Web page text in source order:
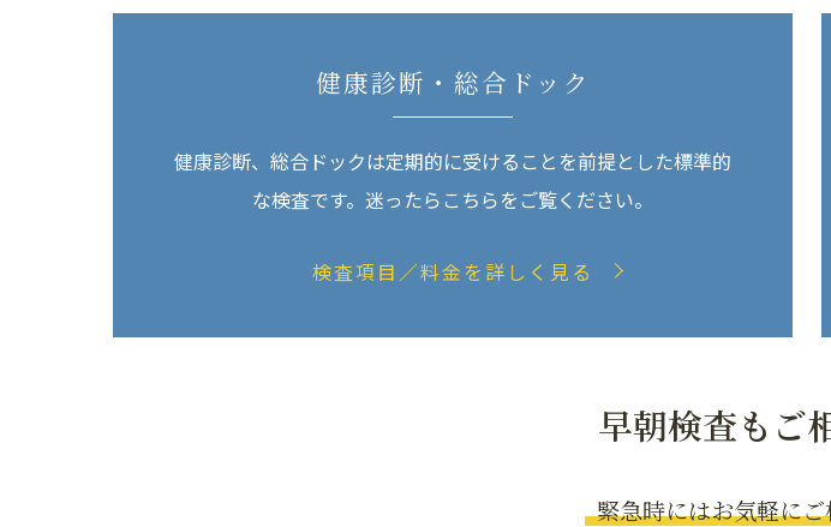
健康診断・総合ドック
健康診断、総合ドックは定期的に受けることを前提とした標準的
な検査です。迷ったらこちらをご覧ください。
検査項目／料金を詳しく見る
早朝検査もご
緊急時にはお気軽に